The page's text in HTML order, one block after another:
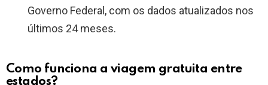
Governo Federal, com os dados atualizados nos
últimos 24 meses.
Como funciona a viagem gratuita entre
estados?